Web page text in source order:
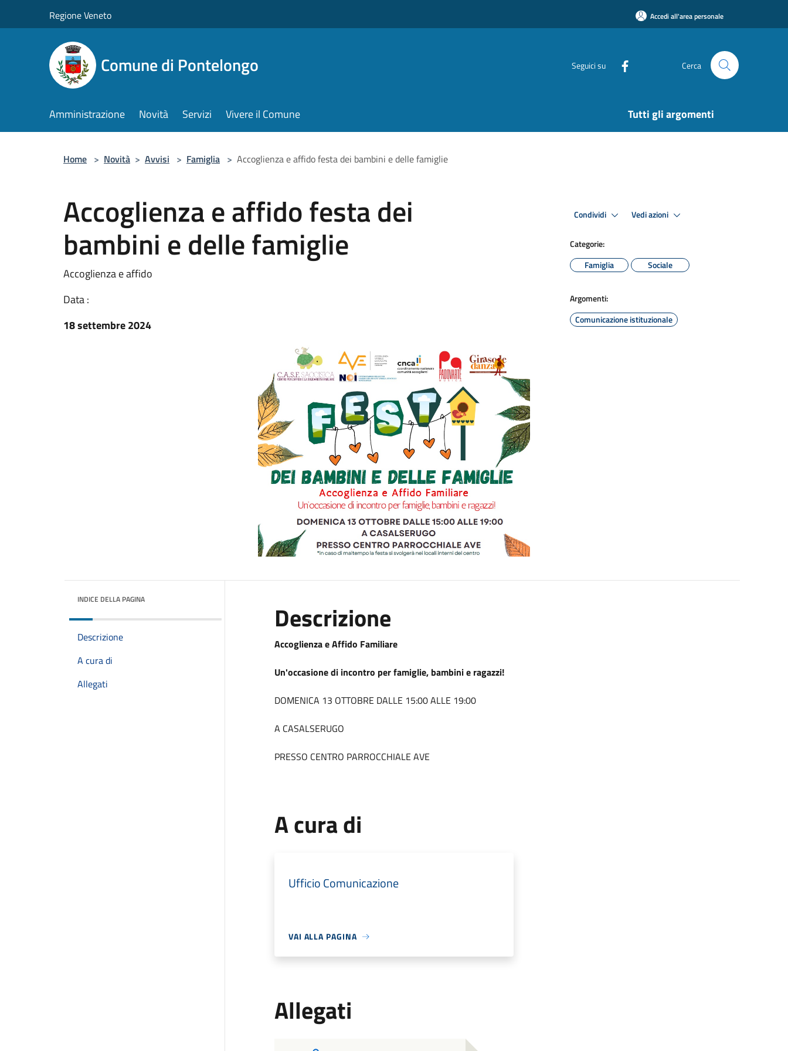
Regione Veneto Accedi all'area personale
Comune di Pontelongo Seguici su Cerca
Amministrazione Novità Servizi Vivere il Comune Tutti gli argomenti
Home > Novità > Avvisi > Famiglia > Accoglienza e affido festa dei bambini e delle famiglie
Accoglienza e affido festa dei
bambini e delle famiglie
Accoglienza e affido
Data :
18 settembre 2024
Condividi Vedi azioni
Categorie:
Famiglia
Sociale
Argomenti:
Comunicazione istituzionale
INDICE DELLA PAGINA
Descrizione
A cura di
Allegati
Descrizione
Accoglienza e Affido Familiare
Un'occasione di incontro per famiglie, bambini e ragazzi!
DOMENICA 13 OTTOBRE DALLE 15:00 ALLE 19:00
A CASALSERUGO
PRESSO CENTRO PARROCCHIALE AVE
A cura di
Ufficio Comunicazione
VAI ALLA PAGINA
Allegati